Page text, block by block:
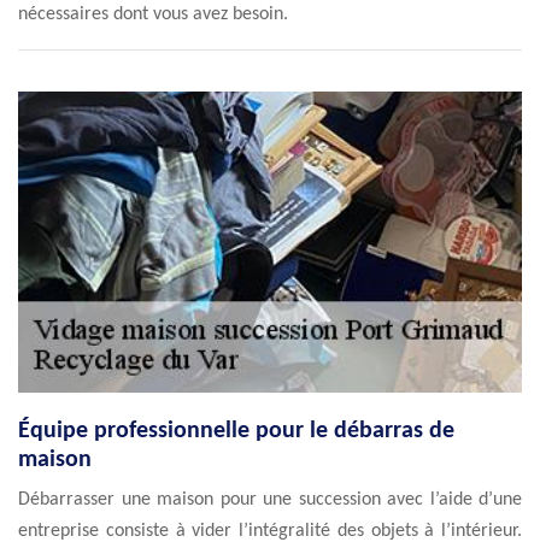
nécessaires dont vous avez besoin.
Équipe professionnelle pour le débarras de
maison
Débarrasser une maison pour une succession avec l’aide d’une
entreprise consiste à vider l’intégralité des objets à l’intérieur.